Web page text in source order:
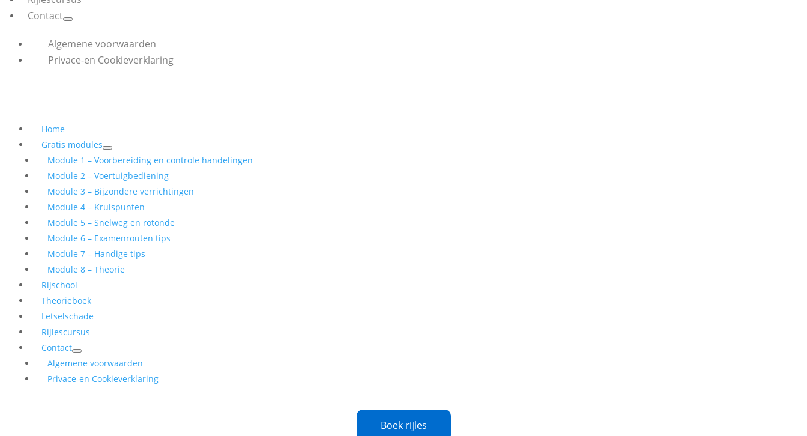
Contact
Algemene voorwaarden
Privace-en Cookieverklaring
Home
Gratis modules
Module 1 – Voorbereiding en controle handelingen
Module 2 – Voertuigbediening
Module 3 – Bijzondere verrichtingen
Module 4 – Kruispunten
Module 5 – Snelweg en rotonde
Module 6 – Examenrouten tips
Module 7 – Handige tips
Module 8 – Theorie
Rijschool
Theorieboek
Letselschade
Rijlescursus
Contact
Algemene voorwaarden
Privace-en Cookieverklaring
Boek rijles